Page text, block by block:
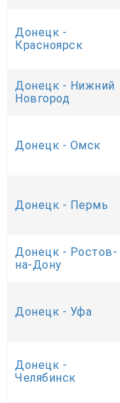
Донецк -
Красноярск
Донецк - Нижний
Новгород
Донецк - Омск
Донецк - Пермь
Донецк - Ростов-
на-Дону
Донецк - Уфа
Донецк -
Челябинск